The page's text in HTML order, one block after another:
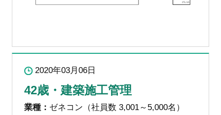
2020年03月06日
42歳・建築施工管理
業種： ゼネコン（社員数 3,001～5,000名）